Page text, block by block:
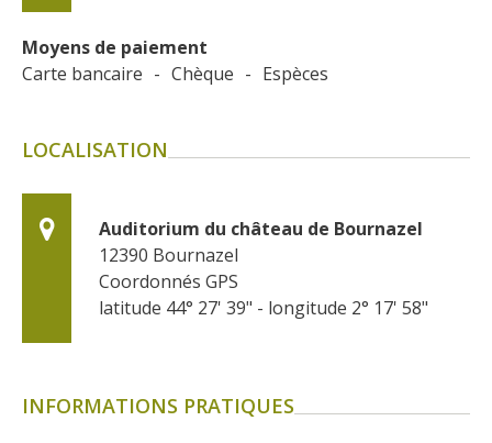
Moyens de paiement
Carte bancaire - Chèque - Espèces
LOCALISATION
Auditorium du château de Bournazel
12390 Bournazel
Coordonnés GPS
latitude 44° 27' 39" - longitude 2° 17' 58"
INFORMATIONS PRATIQUES